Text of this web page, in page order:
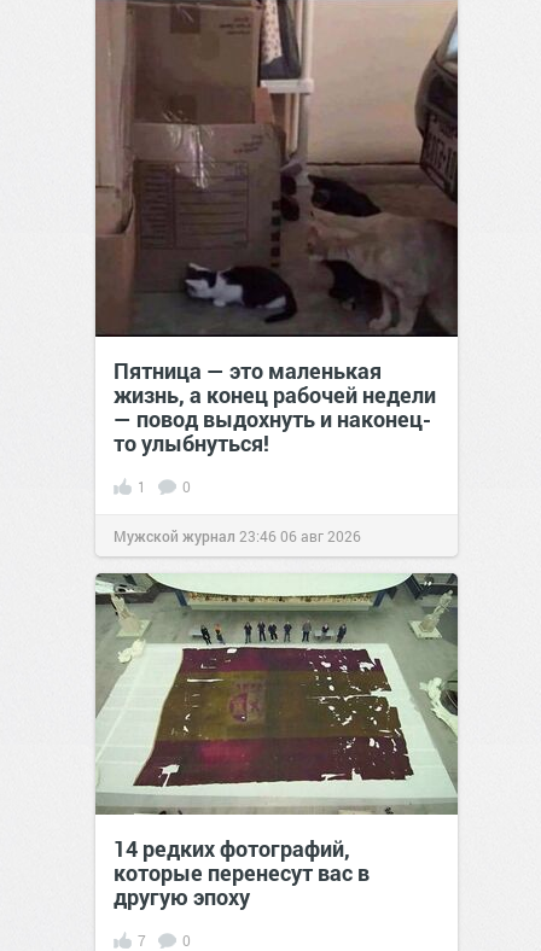
Пятница — это маленькая
жизнь, а конец рабочей недели
— повод выдохнуть и наконец-
то улыбнуться!
1 0
Мужской журнал 23:4606 авг 2026
14 редких фотографий,
которые перенесут вас в
другую эпоху
7 0